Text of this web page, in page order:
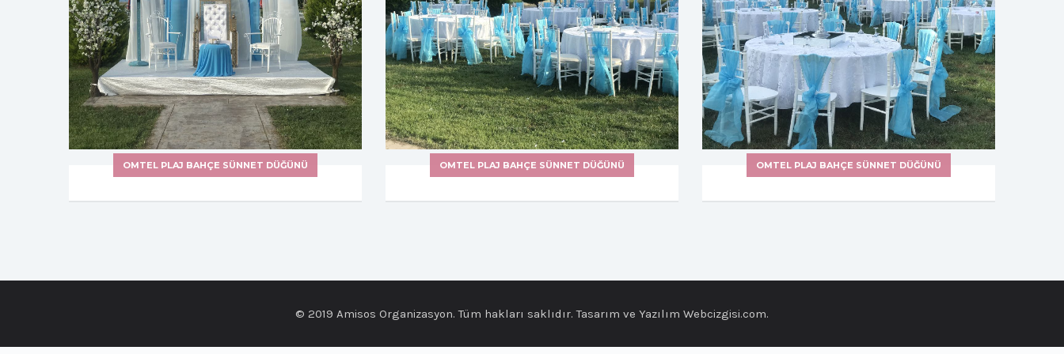
OMTEL PLAJ BAHÇE SÜNNET DÜĞÜNÜ OMTEL PLAJ BAHÇE SÜNNET DÜĞÜNÜ OMTEL PLAJ BAHÇE SÜNNET DÜĞÜNÜ
© 2019 Amisos Organizasyon. Tüm hakları saklıdır. Tasarım ve Yazılım Webcizgisi.com.